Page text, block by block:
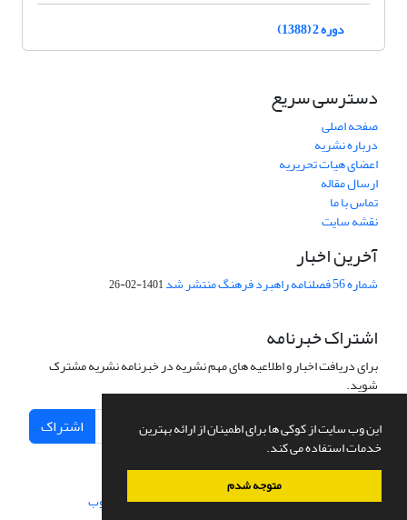
این وب سایت از کوکی ها برای اطمینان از ارائه بهترین
خدمات استفاده می کند.
متوجه شدم
دوره 2 (1388)
دسترسی سریع
صفحه اصلی
درباره نشریه
اعضای هیات تحریریه
ارسال مقاله
تماس با ما
نقشه سایت
آخرین اخبار
شماره 56 فصلنامه راهبرد فرهنگ منتشر شد 1401-02-26
اشتراک خبرنامه
برای دریافت اخبار و اطلاعیه های مهم نشریه در خبرنامه نشریه مشترک
شوید.
اشتراک
سامانه مدیریت نشریات علمی.طراحی و پیاده سازی از سیناوب